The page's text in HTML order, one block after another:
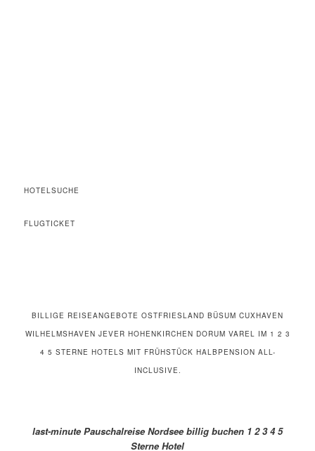
HOTELSUCHE
FLUGTICKET
BILLIGE REISEANGEBOTE OSTFRIESLAND BÜSUM CUXHAVEN
WILHELMSHAVEN JEVER HOHENKIRCHEN DORUM VAREL IM 1 2 3
4 5 STERNE HOTELS MIT FRÜHSTÜCK HALBPENSION ALL-
INCLUSIVE.
last-minute Pauschalreise Nordsee billig buchen 1 2 3 4 5
Sterne Hotel